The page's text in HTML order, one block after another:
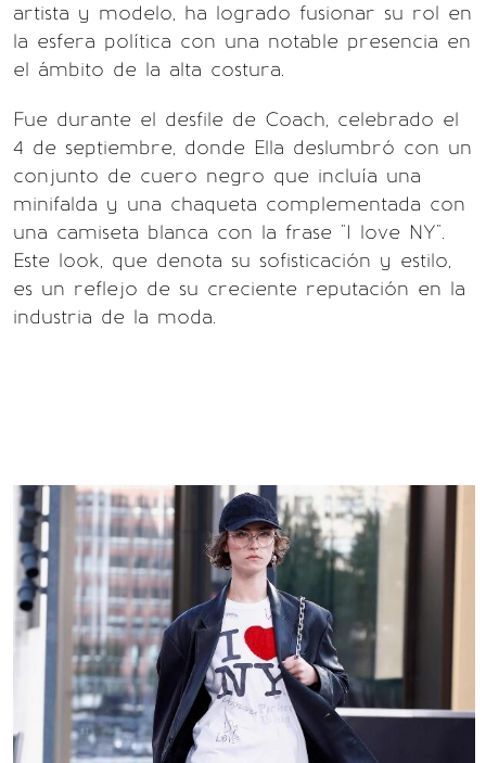
artista y modelo, ha logrado fusionar su rol en
la esfera política con una notable presencia en
el ámbito de la alta costura.
Fue durante el desfile de Coach, celebrado el
4 de septiembre, donde Ella deslumbró con un
conjunto de cuero negro que incluía una
minifalda y una chaqueta complementada con
una camiseta blanca con la frase "I love NY".
Este look, que denota su sofisticación y estilo,
es un reflejo de su creciente reputación en la
industria de la moda.